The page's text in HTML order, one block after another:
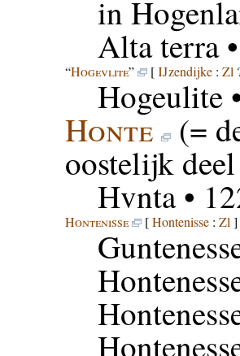
in
Alta terra
“Hogevlite” [IJzendijke: Zl
Hogeulite
Honte (=
oostelijk
Hvnta•
Hontenisse [Hontenisse: Zl ]